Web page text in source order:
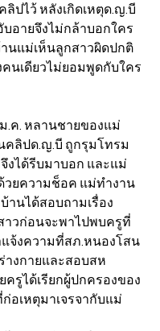
ปไว้ หลังเกิดเหตุด.ญ.บี
อายจึงไม่กล้าบอกใคร
นแม่เห็นลูกสาวผิดปกติ
คนเดียวไม่ยอมพูดกับใคร
.ค. หลานชายของแม่
นคลิปด.ญ.บี ถูกรุมโทรม
งได้รีบมาบอก และแม่
วยความช็อค แม่ทำงาน
านได้สอบถามเรื่อง
าวก่อนจะพาไปพบครูที่
แจ้งความที่สภ.หนองโสน
างกายและสอบสห
ครูได้เรียกผู้ปกครองของ
อเหตุมาเจรจากับแม่